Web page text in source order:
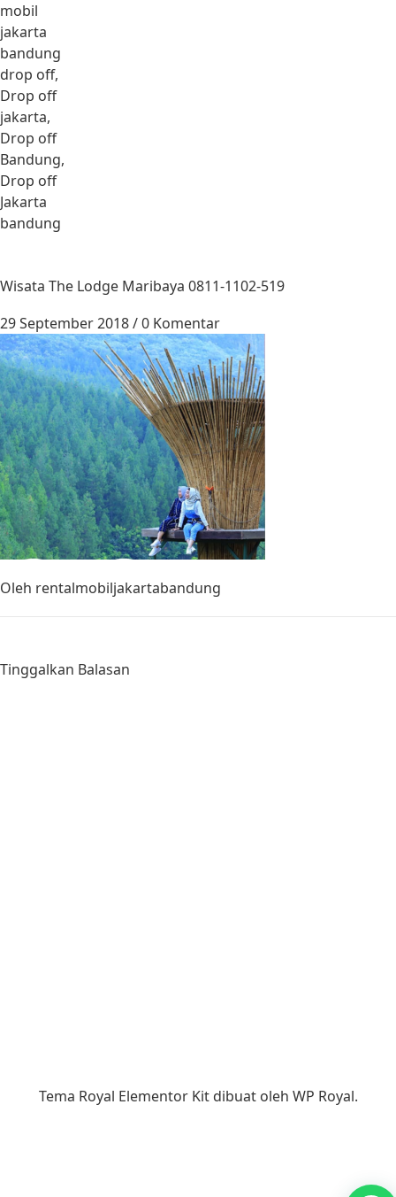
mobil
jakarta
bandung
drop off,
Drop off
jakarta,
Drop off
Bandung,
Drop off
Jakarta
bandung
Wisata The Lodge Maribaya 0811-1102-519
29 September 2018/0 Komentar
Oleh rentalmobiljakartabandung
Tinggalkan Balasan
Tema Royal Elementor Kit dibuat oleh WP Royal.